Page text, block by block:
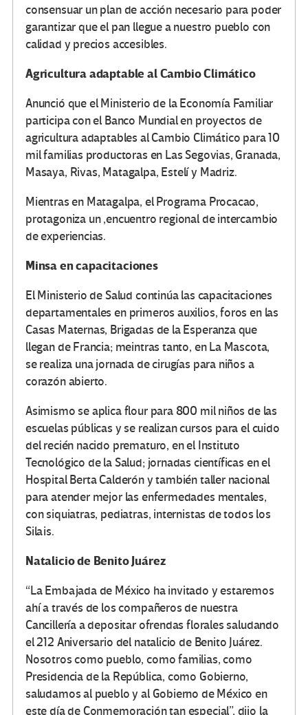
consensuar un plan de acción necesario para poder
garantizar que el pan llegue a nuestro pueblo con
calidad y precios accesibles.
Agricultura adaptable al Cambio Climático
Anunció que el Ministerio de la Economía Familiar
participa con el Banco Mundial en proyectos de
agricultura adaptables al Cambio Climático para 10
mil familias productoras en Las Segovias, Granada,
Masaya, Rivas, Matagalpa, Estelí y Madriz.
Mientras en Matagalpa, el Programa Procacao,
protagoniza un ,encuentro regional de intercambio
de experiencias.
Minsa en capacitaciones
El Ministerio de Salud continúa las capacitaciones
departamentales en primeros auxilios, foros en las
Casas Maternas, Brigadas de la Esperanza que
llegan de Francia; meintras tanto, en La Mascota,
se realiza una jornada de cirugías para niños a
corazón abierto.
Asimismo se aplica flour para 800 mil niños de las
escuelas públicas y se realizan cursos para el cuido
del recién nacido prematuro, en el Instituto
Tecnológico de la Salud; jornadas científicas en el
Hospital Berta Calderón y también taller nacional
para atender mejor las enfermedades mentales,
con siquiatras, pediatras, internistas de todos los
Silais.
Natalicio de Benito Juárez
“La Embajada de México ha invitado y estaremos
ahí a través de los compañeros de nuestra
Cancillería a depositar ofrendas florales saludando
el 212 Aniversario del natalicio de Benito Juárez.
Nosotros como pueblo, como familias, como
Presidencia de la República, como Gobierno,
saludamos al pueblo y al Gobierno de México en
este día de Conmemoración tan especial”, dijo la